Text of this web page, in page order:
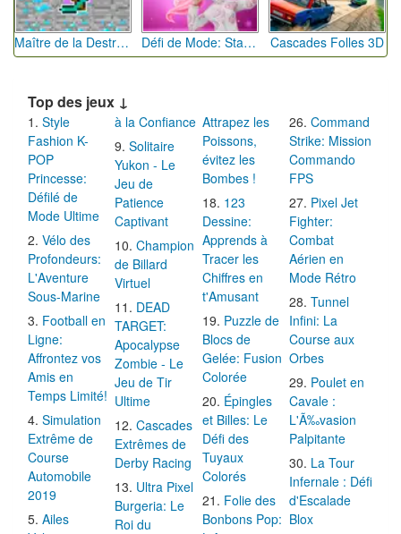
Maître de la Destruction: Fusion de Pioches Défi de Mode: Star du Podium Cascades Folles 3D
Top des jeux ↓
Style
Fashion K-
POP
Princesse:
Défilé de
Mode Ultime
Vélo des
Profondeurs:
L'Aventure
Sous-Marine
Football en
Ligne:
Affrontez vos
Amis en
Temps Limité!
Simulation
Extrême de
Course
Automobile
2019
Ailes
à la Confiance
Solitaire
Yukon - Le
Jeu de
Patience
Captivant
Champion
de Billard
Virtuel
DEAD
TARGET:
Apocalypse
Zombie - Le
Jeu de Tir
Ultime
Cascades
Extrêmes de
Derby Racing
Ultra Pixel
Burgeria: Le
Roi du
Attrapez les
Poissons,
évitez les
Bombes !
123
Dessine:
Apprends à
Tracer les
Chiffres en
t'Amusant
Puzzle de
Blocs de
Gelée: Fusion
Colorée
Épingles
et Billes: Le
Défi des
Tuyaux
Colorés
Folie des
Bonbons Pop:
Command
Strike: Mission
Commando
FPS
Pixel Jet
Fighter:
Combat
Aérien en
Mode Rétro
Tunnel
Infini: La
Course aux
Orbes
Poulet en
Cavale :
L'Ã‰vasion
Palpitante
La Tour
Infernale : Défi
d'Escalade
Blox